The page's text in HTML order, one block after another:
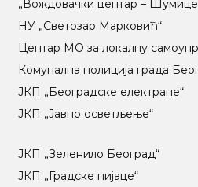
„Вождовачки центар –
НУ „Светозар Марковић“
Центар МO за локалну
Комунална полиција града
ЈКП „Београдске електране“
ЈКП „Јавно осветљење“
ЈКП „Зеленило Београд“
ЈКП „Градске пијаце“